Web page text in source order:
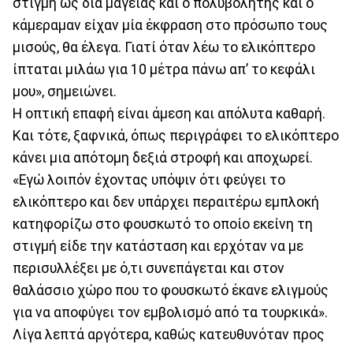
στιγμή ως διά μαγείας και ο πολυβολητής και ο
κάμεραμαν είχαν μία έκφραση στο πρόσωπο τους
μισούς, θα έλεγα. Γιατί όταν λέω το ελικόπτερο
ίπταται μιλάω για 10 μέτρα πάνω απ’ το κεφάλι
μου», σημειώνει.
Η οπτική επαφή είναι άμεση και απόλυτα καθαρή.
Και τότε, ξαφνικά, όπως περιγράφει το ελικόπτερο
κάνει μια απότομη δεξιά στροφή και αποχωρεί.
«Εγώ λοιπόν έχοντας υπόψιν ότι φεύγει το
ελικόπτερο και δεν υπάρχει περαιτέρω εμπλοκή
κατηφορίζω στο φουσκωτό το οποίο εκείνη τη
στιγμή είδε την κατάσταση και ερχόταν να με
περισυλλέξει με ό,τι συνεπάγεται και στον
θαλάσσιο χώρο που το φουσκωτό έκανε ελιγμούς
για να αποφύγει τον εμβολισμό από τα τουρκικά».
Λίγα λεπτά αργότερα, καθώς κατευθυνόταν προς